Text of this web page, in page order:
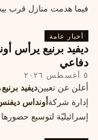
فيما هدمت منازل قرب
أخبار عامة
ديفيد برنيع يرأس
دفاعي
٥ أغسطس ٢٠٢٦
أعلن عن تعيينديفيد برنيع
إدارة شركةأونداس
إسرائيليّة لتوسيع حضورها